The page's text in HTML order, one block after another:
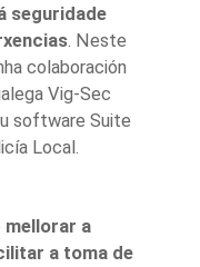
seguridade
. Neste
colaboración
Vig-Sec
software Suite
Local.
mellorar a
a toma de